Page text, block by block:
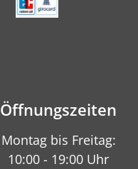
Öffnungszeiten
Montag bis Freitag:
10:00 - 19:00 Uhr